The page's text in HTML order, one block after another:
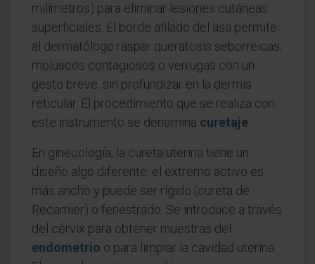
milímetros) para eliminar lesiones cutáneas
superficiales. El borde afilado del asa permite
al dermatólogo raspar queratosis seborreicas,
moluscos contagiosos o verrugas con un
gesto breve, sin profundizar en la dermis
reticular. El procedimiento que se realiza con
este instrumento se denomina curetaje
En ginecología, la cureta uterina tiene un
diseño algo diferente: el extremo activo es
más ancho y puede ser rígido (cureta de
Recamier) o fenestrado. Se introduce a través
del cérvix para obtener muestras del
endometrio o para limpiar la cavidad uterina.